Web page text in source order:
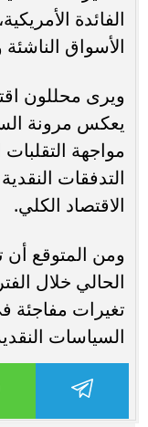
الفائدة
الأسواق
ويرى محللون
يعكس مرونة
مواجهة
التدفقات
الاقتصاد الكلي.
ومن المتوقع أن
الحالي خلال
تغيرات مفاجئة
السياسات